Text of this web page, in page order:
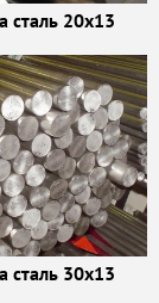
сталь 20х13
сталь 30х13